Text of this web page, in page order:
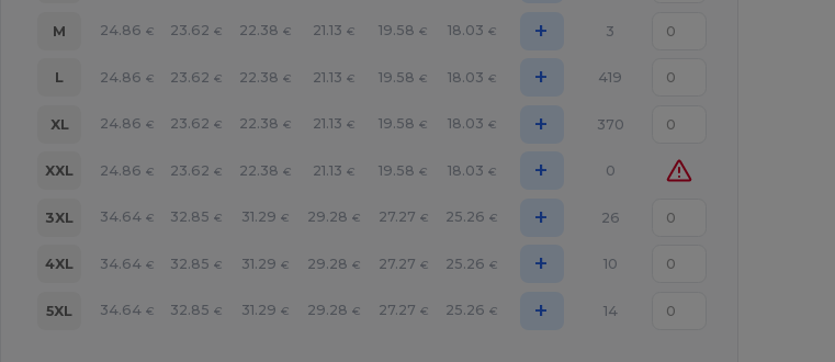
M 24.86 € 23.62 € 22.38 € 21.13 € 19.58 € 18.03 € + 3
L 24.86 € 23.62 € 22.38 € 21.13 € 19.58 € 18.03 € + 419
XL 24.86 € 23.62 € 22.38 € 21.13 € 19.58 € 18.03 € + 370
XXL 24.86 € 23.62 € 22.38 € 21.13 € 19.58 € 18.03 € + 0
3XL 34.64 € 32.85 € 31.29 € 29.28 € 27.27 € 25.26 € + 26
4XL 34.64 € 32.85 € 31.29 € 29.28 € 27.27 € 25.26 € + 10
5XL 34.64 € 32.85 € 31.29 € 29.28 € 27.27 € 25.26 € + 14